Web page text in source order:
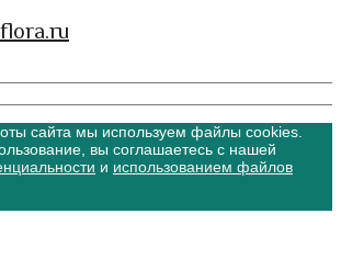
сайта мы используем файлы cookies.
вы соглашаетесь с нашей
и использованием файлов